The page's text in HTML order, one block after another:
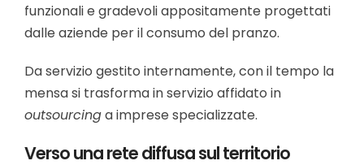
funzionali e gradevoli appositamente progettati
dalle aziende per il consumo del pranzo.
Da servizio gestito internamente, con il tempo la
mensa si trasforma in servizio affidato in
outsourcinga imprese specializzate.
Verso una rete diffusa sul territorio